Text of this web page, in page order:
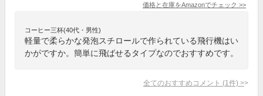
価格と在庫をAmazonでチェック >>
コーヒー三杯(40代・男性)
軽量で柔らかな発泡スチロールで作られている飛行機はい
かがですか。簡単に飛ばせるタイプなのでおすすめです。
全てのおすすめコメント (1 件) >